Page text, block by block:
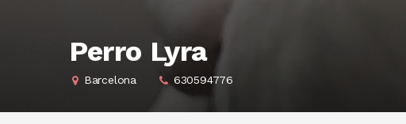
Perro Lyra
Barcelona 630594776